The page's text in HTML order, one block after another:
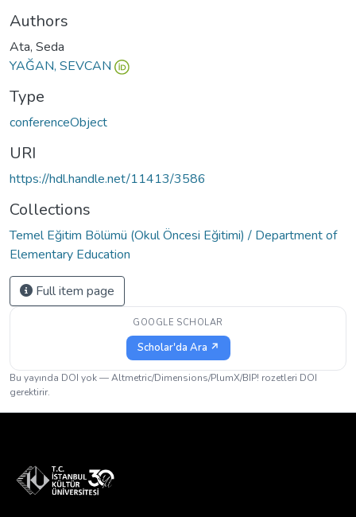
Authors
Ata, Seda
YAĞAN, SEVCAN
Type
conferenceObject
URI
https://hdl.handle.net/11413/3586
Collections
Temel Eğitim Bölümü (Okul Öncesi Eğitimi) / Department of
Elementary Education
Full item page
GOOGLE SCHOLAR
Scholar'da Ara ↗
Bu yayında DOI yok — Altmetric/Dimensions/PlumX/BIP! rozetleri DOI
gerektirir.